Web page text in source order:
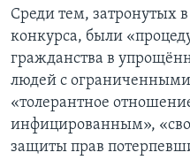
Среди тем, затронутых
конкурса, были
гражданства в
людей с
«толерантное
инфицированным»,
защиты прав